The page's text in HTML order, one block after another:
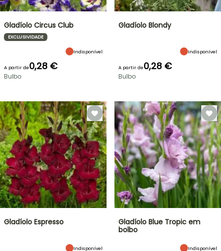
Gladíolo Circus Club
EXCLUSIVIDADE
Indisponível
A partir de0,28 €
Bulbo
Gladíolo Blondy
Indisponível
A partir de0,28 €
Bulbo
Gladíolo Espresso
Indisponível
Gladíolo Blue Tropic em
bolbo
Indisponível